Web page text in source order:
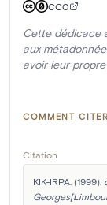
CC0
Cette dédicace
aux
avoir leur
COMMENT
Citation
KIK-IRPA. (1999).